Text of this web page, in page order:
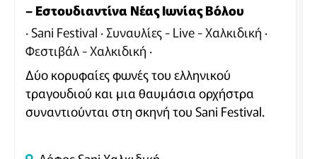
– Εστουδιαντίνα Νέας Ιωνίας Βόλου
Sani Festival Συναυλίες - Live - Χαλκιδική
Φεστιβάλ - Χαλκιδική
Δύο κορυφαίες φωνές του ελληνικού
τραγουδιού και μια θαυμάσια ορχήστρα
συναντιούνται στη σκηνή του Sani Festival.